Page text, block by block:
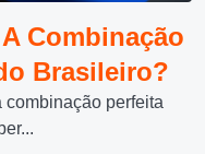
Combinação
Brasileiro?
combinação perfeita